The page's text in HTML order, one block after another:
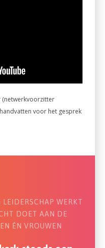
(netwerkvoorzitter
voor het gesprek
LEIDERSCHAP WERKT
DOET AAN DE
ÉN VROUWEN